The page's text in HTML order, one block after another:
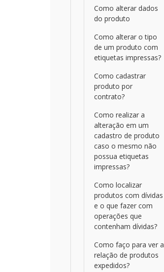
Como alterar dados
do produto
Como alterar o tipo
de um produto com
etiquetas impressas?
Como cadastrar
produto por
contrato?
Como realizar a
alteração em um
cadastro de produto
caso o mesmo não
possua etiquetas
impressas?
Como localizar
produtos com dívidas
e o que fazer com
operações que
contenham dívidas?
Como faço para ver a
relação de produtos
expedidos?